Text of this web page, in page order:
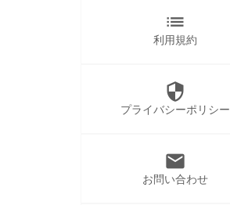
list
利用規約
security
プライバシーポリシー
mail
お問い合わせ